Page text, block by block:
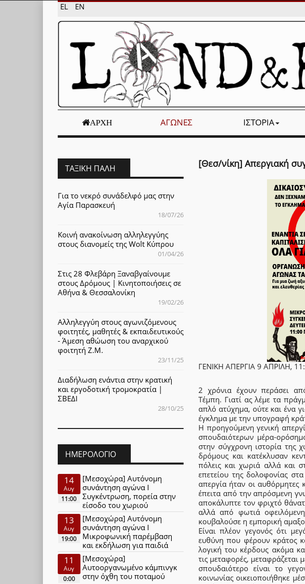
EL EN
ΑΡΧΉ ΑΓΏΝΕΣ ΙΣΤΟΡΊΑ
[Θεσ/νίκη] Απεργιακή
ΓΕΝΙΚΗ ΑΠΕΡΓΙΑ 9 ΑΠΡΙΛΗ,
2 χρόνια έχουν περάσει
Τέμπη. Γιατί ας λέμε τα
απλό ατύχημα, ούτε και ένα
έγκλημα με την υπογραφή
Η προηγούμενη γενική
σπουδαιότερων μέρα-
στην σύγχρονη ιστορία της
δρόμους και κατέκλυσαν
πόλεις και χωριά αλλά και
επετείου της δολοφονίας
απεργία ήταν οι αυθόρμητες
έπειτα από την απρόσμενη
αποκάλυπτε τον φριχτό
αλλά από φωτιά
κουβαλούσε η εμπορική
Είναι πλέον γεγονός ότι
ευθύνη που φέρουν κράτος
λογική του κέρδους ακόμα
τις μεταφορές,
σπουδαιότερο είναι το
κοινωνίας οικειοποιήθηκε
ΤΑΞΙΚΉ ΠΆΛΗ
Για το νεκρό συνάδελφό μας στην
Αγία Παρασκευή
18/07/26
Κοινή ανακοίνωση αλληλεγγύης
στους διανομείς της Wolt Κύπρου
01/04/26
Στις 28 Φλεβάρη Ξαναβγαίνουμε
στους Δρόμους | Κινητοποιήσεις σε
Αθήνα & Θεσσαλονίκη
19/02/26
Αλληλεγγύη στους αγωνιζόμενους
φοιτητές, μαθητές & εκπαιδευτικούς
- Άμεση αθώωση του αναρχικού
φοιτητή Ζ.Μ.
23/11/25
Διαδήλωση ενάντια στην κρατική
και εργοδοτική τρομοκρατία |
ΣΒΕΔΙ
28/10/25
ΗΜΕΡΟΛΌΓΙΟ
14
Αυγ
11:00
[Μεσοχώρα] Αυτόνομη
συνάντηση αγώνα Ι
Συγκέντρωση, πορεία στην
είσοδο του χωριού
13
Αυγ
19:00
[Μεσοχώρα] Αυτόνομη
συνάντηση αγώνα Ι
Μικροφωνική παρέμβαση
και εκδήλωση για παιδιά
11
Αυγ
0:00
[Μεσοχώρα]
Αυτοοργανωμένο κάμπινγκ
στην όχθη του ποταμού